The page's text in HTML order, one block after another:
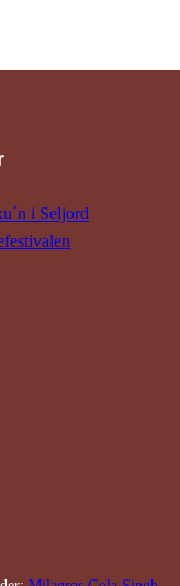
i Seljord